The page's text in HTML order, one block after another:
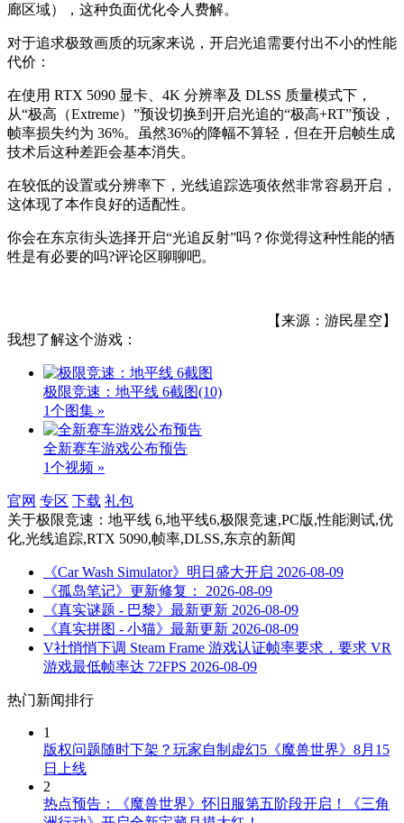
廊区域），这种负面优化令人费解。
对于追求极致画质的玩家来说，开启光追需要付出不小的性能
代价：
在使用 RTX 5090 显卡、4K 分辨率及 DLSS 质量模式下，
从“极高（Extreme）”预设切换到开启光追的“极高+RT”预设，
帧率损失约为 36%。虽然36%的降幅不算轻，但在开启帧生成
技术后这种差距会基本消失。
在较低的设置或分辨率下，光线追踪选项依然非常容易开启，
这体现了本作良好的适配性。
你会在东京街头选择开启“光追反射”吗？你觉得这种性能的牺
牲是有必要的吗?评论区聊聊吧。
【来源：游民星空】
我想了解这个游戏：
极限竞速：地平线 6截图(10)
1个图集 »
全新赛车游戏公布预告
1个视频 »
官网 专区 下载 礼包
关于极限竞速：地平线 6,地平线6,极限竞速,PC版,性能测试,优
化,光线追踪,RTX 5090,帧率,DLSS,东京的新闻
《Car Wash Simulator》明日盛大开启 2026-08-09
《孤岛笔记》更新修复：
2026-08-09
《真实谜题 - 巴黎》最新更新 2026-08-09
《真实拼图 - 小猫》最新更新 2026-08-09
V社悄悄下调 Steam Frame 游戏认证帧率要求，要求 VR
游戏最低帧率达 72FPS 2026-08-09
热门新闻排行
1
版权问题随时下架？玩家自制虚幻5《魔兽世界》8月15
日上线
2
热点预告：《魔兽世界》怀旧服第五阶段开启！《三角